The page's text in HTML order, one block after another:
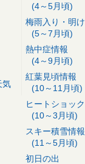
気
(4～5月頃)
梅雨入り・明け
(5～7月頃)
熱中症情報
(4～9月頃)
紅葉見頃情報
(10～11月頃)
ヒートショック
(10～3月頃)
スキー積雪情報
(11～5月頃)
初日の出